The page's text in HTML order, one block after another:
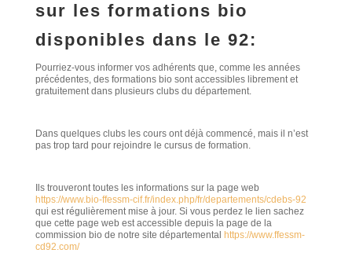
sur les formations bio
disponibles dans le 92:
Pourriez-vous informer vos adhérents que, comme les années
précédentes, des formations bio sont accessibles librement et
gratuitement dans plusieurs clubs du département.
Dans quelques clubs les cours ont déjà commencé, mais il n’est
pas trop tard pour rejoindre le cursus de formation.
Ils trouveront toutes les informations sur la page web
https://www.bio-ffessm-cif.fr/index.php/fr/departements/cdebs-92
qui est régulièrement mise à jour. Si vous perdez le lien sachez
que cette page web est accessible depuis la page de la
commission bio de notre site départemental https://www.ffessm-
cd92.com/